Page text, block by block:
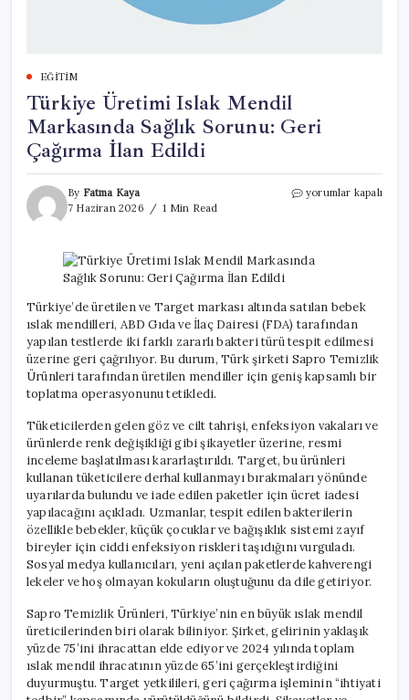
EĞITIM
Türkiye Üretimi Islak Mendil
Markasında Sağlık Sorunu: Geri
Çağırma İlan Edildi
By Fatma Kaya
7 Haziran 2026
1 Min Read
Türkiye
Markasında
Sağlık
Geri
Çağırma
İlan
Edildi
için
yorumlar kapalı
Türkiye’de üretilen ve Target markası altında satılan bebek
ıslak mendilleri, ABD Gıda ve İlaç Dairesi (FDA) tarafından
yapılan testlerde iki farklı zararlı bakteri türü tespit edilmesi
üzerine geri çağrılıyor. Bu durum, Türk şirketi Sapro Temizlik
Ürünleri tarafından üretilen mendiller için geniş kapsamlı bir
toplatma operasyonunu tetikledi.
Tüketicilerden gelen göz ve cilt tahrişi, enfeksiyon vakaları ve
ürünlerde renk değişikliği gibi şikayetler üzerine, resmi
inceleme başlatılması kararlaştırıldı. Target, bu ürünleri
kullanan tüketicilere derhal kullanmayı bırakmaları yönünde
uyarılarda bulundu ve iade edilen paketler için ücret iadesi
yapılacağını açıkladı. Uzmanlar, tespit edilen bakterilerin
özellikle bebekler, küçük çocuklar ve bağışıklık sistemi zayıf
bireyler için ciddi enfeksiyon riskleri taşıdığını vurguladı.
Sosyal medya kullanıcıları, yeni açılan paketlerde kahverengi
lekeler ve hoş olmayan kokuların oluştuğunu da dile getiriyor.
Sapro Temizlik Ürünleri, Türkiye’nin en büyük ıslak mendil
üreticilerinden biri olarak biliniyor. Şirket, gelirinin yaklaşık
yüzde 75’ini ihracattan elde ediyor ve 2024 yılında toplam
ıslak mendil ihracatının yüzde 65’ini gerçekleştirdiğini
duyurmuştu. Target yetkilileri, geri çağırma işleminin “ihtiyati